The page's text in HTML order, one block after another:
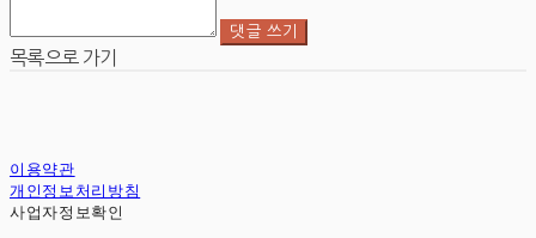
댓글 쓰기
목록으로 가기
이용약관
개인정보처리방침
사업자정보확인